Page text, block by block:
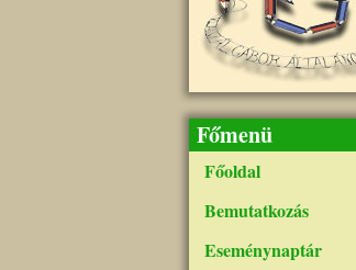
Főmenü
Főoldal
Bemutatkozás
Eseménynaptár